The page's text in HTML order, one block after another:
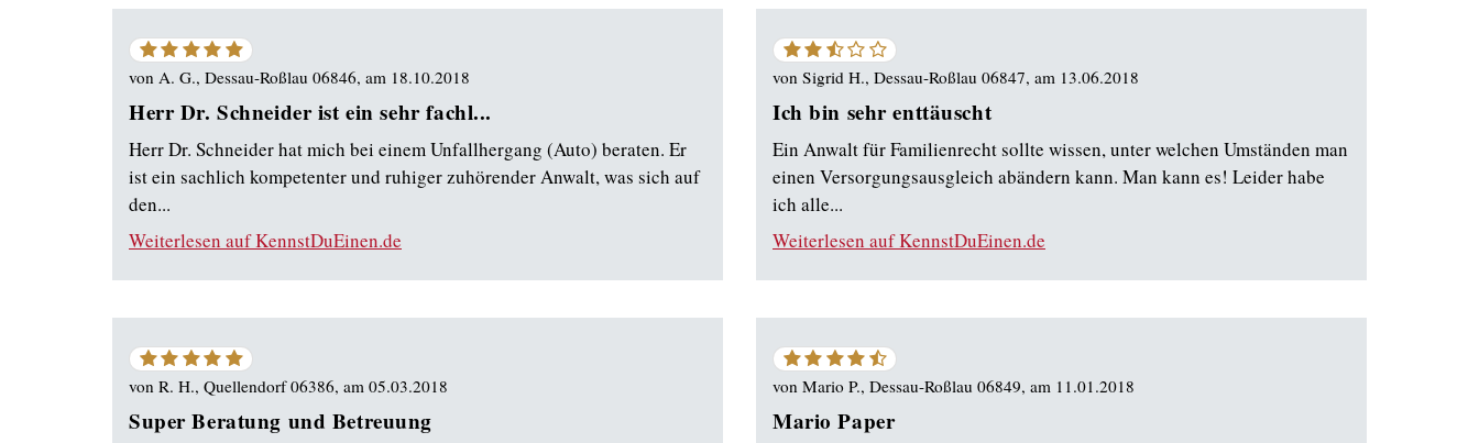
5von
Sternen
von A. G., Dessau-Roßlau 06846, am 18.10.2018
Herr Dr. Schneider ist ein sehr fachl...
Herr Dr. Schneider hat mich bei einem Unfallhergang (Auto) beraten. Er
ist ein sachlich kompetenter und ruhiger zuhörender Anwalt, was sich auf
den...
Weiterlesen auf KennstDuEinen.de
2.75
von
Sternen
von Sigrid H., Dessau-Roßlau 06847, am 13.06.2018
Ich bin sehr enttäuscht
Ein Anwalt für Familienrecht sollte wissen, unter welchen Umständen man
einen Versorgungsausgleich abändern kann. Man kann es! Leider habe
ich alle...
Weiterlesen auf KennstDuEinen.de
5von
Sternen
von R. H., Quellendorf 06386, am 05.03.2018
Super Beratung und Betreuung
4.75
von
Sternen
von Mario P., Dessau-Roßlau 06849, am 11.01.2018
Mario Paper